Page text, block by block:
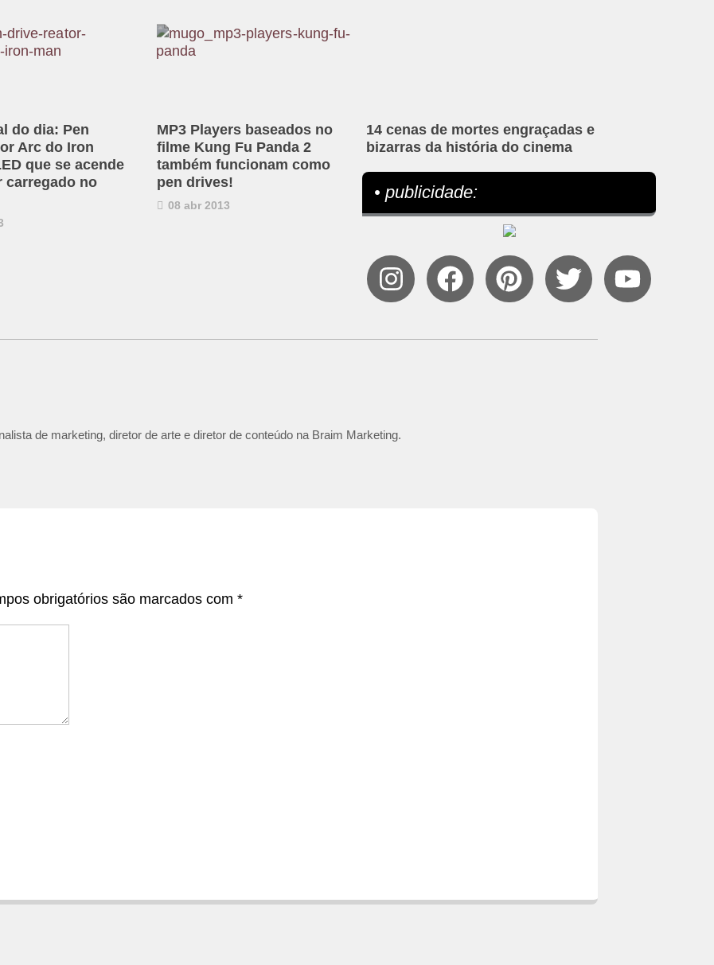
do dia: Pen
Arc do Iron
que se acende
carregado no
MP3 Players baseados no
filme Kung Fu Panda 2
também funcionam como
pen drives!
08 abr 2013
14 cenas de mortes engraçadas e
bizarras da história do cinema
• publicidade:
de marketing, diretor de arte e diretor de conteúdo na Braim Marketing.
obrigatórios são marcados com *